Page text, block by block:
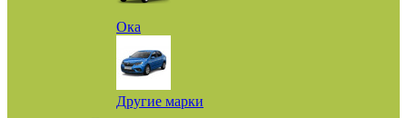
Ока
Другие марки